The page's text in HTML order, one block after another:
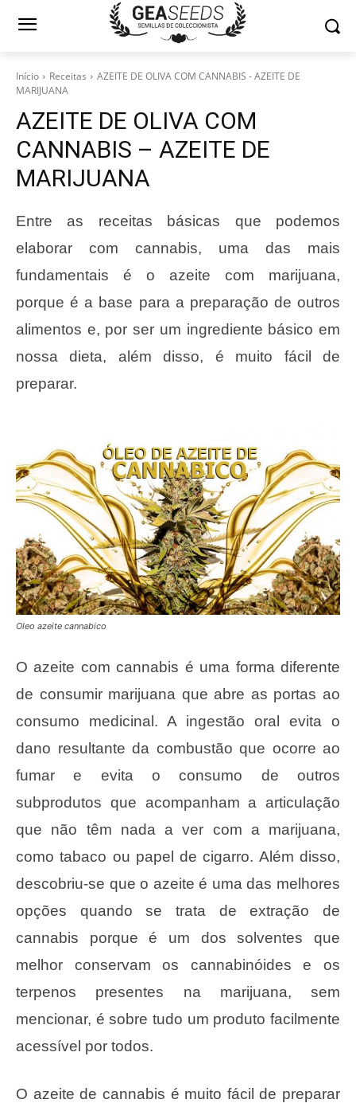
Início Receitas
AZEITE DE OLIVA COM CANNABIS - AZEITE DE
MARIJUANA
AZEITE DE OLIVA COM
CANNABIS – AZEITE DE
MARIJUANA
Entre as receitas básicas que podemos
elaborar com cannabis, uma das mais
fundamentais é o azeite com marijuana,
porque é a base para a preparação de outros
alimentos e, por ser um ingrediente básico em
nossa dieta, além disso, é muito fácil de
preparar.
Oleo azeite cannabico
O azeite com cannabis é uma forma diferente
de consumir marijuana que abre as portas ao
consumo medicinal. A ingestão oral evita o
dano resultante da combustão que ocorre ao
fumar e evita o consumo de outros
subprodutos que acompanham a articulação
que não têm nada a ver com a marijuana,
como tabaco ou papel de cigarro. Além disso,
descobriu-se que o azeite é uma das melhores
opções quando se trata de extração de
cannabis porque é um dos solventes que
melhor conservam os cannabinóides e os
terpenos presentes na marijuana, sem
mencionar, é sobre tudo um produto facilmente
acessível por todos.
O azeite de cannabis é muito fácil de preparar